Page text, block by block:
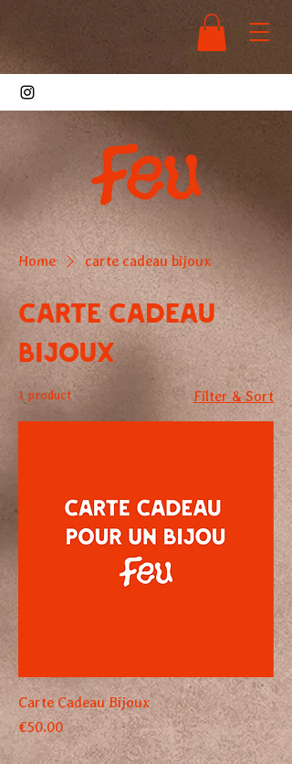
Home carte cadeau bijoux
carte cadeau
bijoux
1 product Filter & Sort
Carte Cadeau Bijoux
Price
€50.00